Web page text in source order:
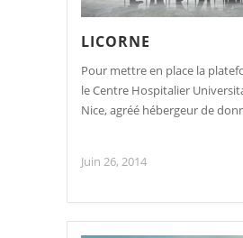
LICORNE
Pour mettre en place la
le Centre Hospitalier
Nice, agréé hébergeur de
Juin 26, 2014